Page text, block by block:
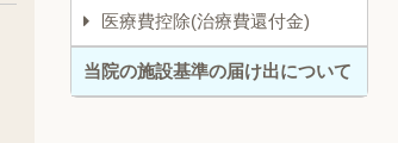
医療費控除(治療費還付金)
当院の施設基準の届け出について